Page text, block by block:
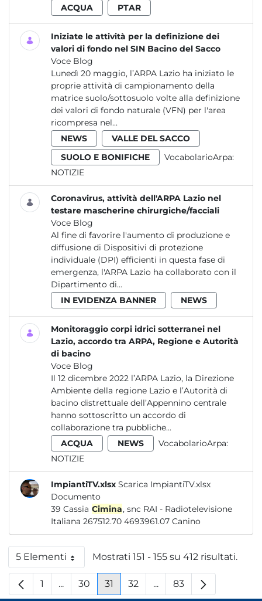
ACQUA
PTAR
Iniziate le attività per la definizione dei
valori di fondo nel SIN Bacino del Sacco
Voce Blog
Lunedì 20 maggio, l’ARPA Lazio ha iniziato le
proprie attività di campionamento della
matrice suolo/sottosuolo volte alla definizione
dei valori di fondo naturale (VFN) per l'area
ricompresa nel...
NEWS
VALLE DEL SACCO
SUOLO E BONIFICHE
VocabolarioArpa:
NOTIZIE
Coronavirus, attività dell'ARPA Lazio nel
testare mascherine chirurgiche/facciali
Voce Blog
Al fine di favorire l'aumento di produzione e
diffusione di Dispositivi di protezione
individuale (DPI) efficienti in questa fase di
emergenza, l'ARPA Lazio ha collaborato con il
Dipartimento di...
IN EVIDENZA BANNER
NEWS
Monitoraggio corpi idrici sotterranei nel
Lazio, accordo tra ARPA, Regione e Autorità
di bacino
Voce Blog
Il 12 dicembre 2022 l’ARPA Lazio, la Direzione
Ambiente della regione Lazio e l’Autorità di
bacino distrettuale dell’Appennino centrale
hanno sottoscritto un accordo di
collaborazione tra pubbliche...
ACQUA
NEWS
VocabolarioArpa:
NOTIZIE
ImpiantiTV.xlsx Scarica ImpiantiTV.xlsx
Documento
39 Cassia Cimina, snc RAI - Radiotelevisione
Italiana 267512.70 4693961.07 Canino
5 ElementiPer paginaMostrati 151 - 155 su 412 risultati.
Pagina
1 ...Pagine intermedie
Pagina
30 Pagina
31 Pagina
32 ...Pagine intermedie
Pagina
83